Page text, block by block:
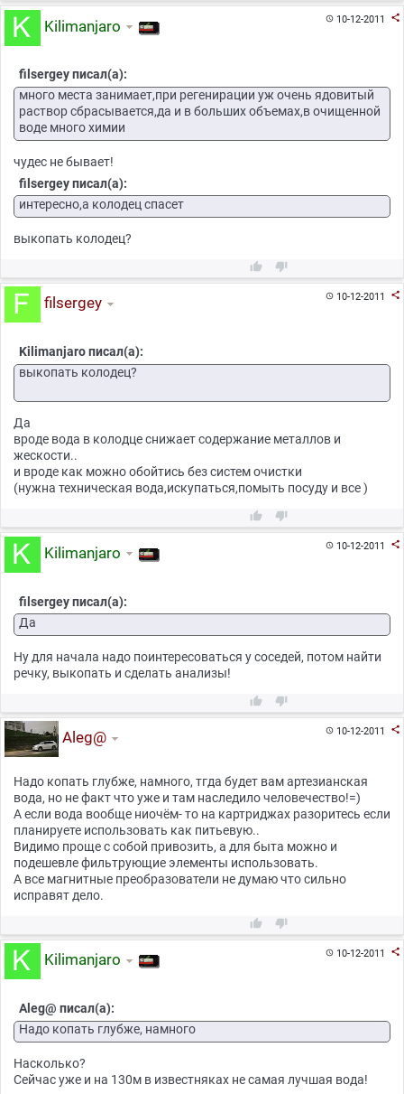
10-12-2011 
Kilimanjaro
filsergey писал(а):
много места занимает,при регенирации уж очень ядовитый
раствор сбрасывается,да и в больших объемах,в очищенной
воде много химии
чудес не бывает!
filsergey писал(а):
интересно,а колодец спасет
выкопать колодец?
 
10-12-2011 
filsergey
Kilimanjaro писал(а):
выкопать колодец?
Да
вроде вода в колодце снижает содержание металлов и
жескости..
и вроде как можно обойтись без систем очистки
(нужна техническая вода,искупаться,помыть посуду и все )
 
10-12-2011 
Kilimanjaro
filsergey писал(а):
Да
Ну для начала надо поинтересоваться у соседей, потом найти
речку, выкопать и сделать анализы!
 
10-12-2011 
Aleg@
Надо копать глубже, намного, тгда будет вам артезианская
вода, но не факт что уже и там наследило человечество!=)
А если вода вообще ниочём- то на картриджах разоритесь если
планируете использовать как питьевую..
Видимо проще с собой привозить, а для быта можно и
подешевле фильтрующие элементы использовать.
А все магнитные преобразователи не думаю что сильно
исправят дело.
 
10-12-2011 
Kilimanjaro
Aleg@ писал(а):
Надо копать глубже, намного
Насколько?
Сейчас уже и на 130м в известняках не самая лучшая вода!